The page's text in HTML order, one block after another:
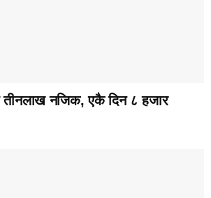
तीनलाख नजिक, एकै दिन ८ हजार